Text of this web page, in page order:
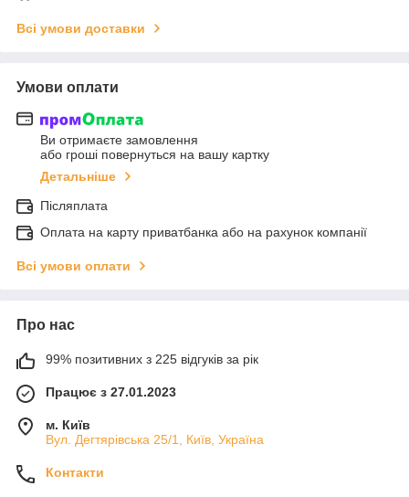
Всі умови доставки
Умови оплати
Ви отримаєте замовлення
або гроші повернуться на вашу картку
Детальніше
Післяплата
Оплата на карту приватбанка або на рахунок компанії
Всі умови оплати
Про нас
99% позитивних з 225 відгуків за рік
Працює з 27.01.2023
м. Київ
Вул. Дегтярівська 25/1, Київ, Україна
Контакти